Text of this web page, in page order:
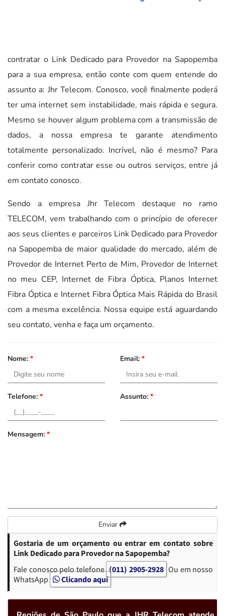
contratar o Link Dedicado para Provedor na Sapopemba
para a sua empresa, então conte com quem entende do
assunto a: Jhr Telecom. Conosco, você finalmente poderá
ter uma internet sem instabilidade, mais rápida e segura.
Mesmo se houver algum problema com a transmissão de
dados, a nossa empresa te garante atendimento
totalmente personalizado. Incrível, não é mesmo? Para
conferir como contratar esse ou outros serviços, entre já
em contato conosco.
Sendo a empresa Jhr Telecom destaque no ramo
TELECOM, vem trabalhando com o princípio de oferecer
aos seus clientes e parceiros Link Dedicado para Provedor
na Sapopemba de maior qualidade do mercado, além de
Provedor de Internet Perto de Mim, Provedor de Internet
no meu CEP, Internet de Fibra Óptica, Planos Internet
Fibra Óptica e Internet Fibra Óptica Mais Rápida do Brasil
com a mesma excelência. Nossa equipe está aguardando
seu contato, venha e faça um orçamento.
Nome: * Email: *
Telefone: * Assunto: *
Mensagem: *
Enviar
Gostaria de um orçamento ou entrar em contato sobre
Link Dedicado para Provedor na Sapopemba?
Fale conosco pelo telefone (011) 2905-2928 Ou em nosso
WhatsApp
Clicando aqui